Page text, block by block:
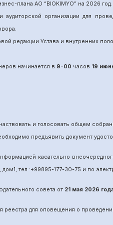
плана АО “BIOKIMYO”на 2026 год.
аудиторской организации для
редакции Устава и внутренних
начинается в 9-00 часов 19
и голосовать общем
предъявить документ
касательно вне
тел.:+99895-177-30-75 и по
совета от 21 мая 2026
реестра для оповещения о